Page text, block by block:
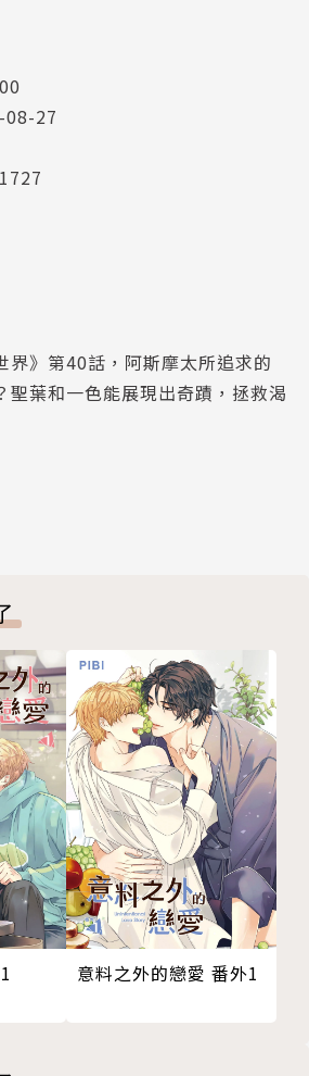
08-27
界》第40話，阿斯摩太所追求的
聖葉和一色能展現出奇蹟，拯救渴
意料之外的戀愛 番外1